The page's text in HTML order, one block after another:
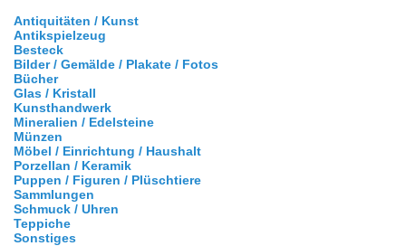
Antiquitäten / Kunst
Antikspielzeug
Besteck
Bilder / Gemälde / Plakate / Fotos
Bücher
Glas / Kristall
Kunsthandwerk
Mineralien / Edelsteine
Münzen
Möbel / Einrichtung / Haushalt
Porzellan / Keramik
Puppen / Figuren / Plüschtiere
Sammlungen
Schmuck / Uhren
Teppiche
Sonstiges